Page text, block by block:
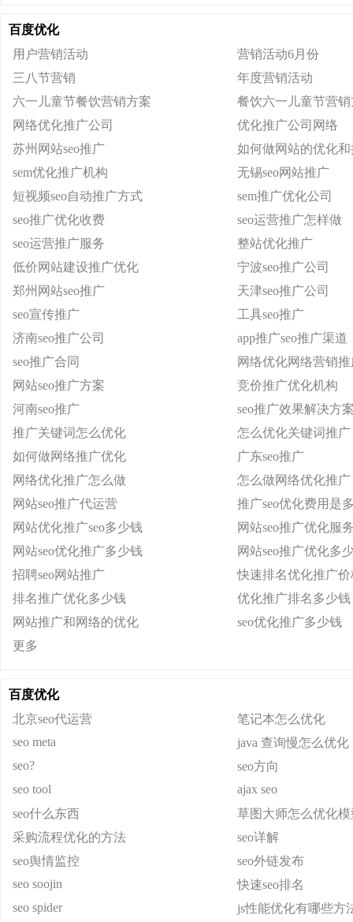
百度优化
用户营销活动
营销活动6月份
三八节营销
年度营销活动
六一儿童节餐饮营销方案
餐饮六一儿童节营
网络优化推广公司
优化推广公司网络
苏州网站seo推广
如何做网站的优化
sem优化推广机构
无锡seo网站推广
短视频seo自动推广方式
sem推广优化公司
seo推广优化收费
seo运营推广怎样做
seo运营推广服务
整站优化推广
低价网站建设推广优化
宁波seo推广公司
郑州网站seo推广
天津seo推广公司
seo宣传推广
工具seo推广
济南seo推广公司
app推广seo推广渠道
seo推广合同
网络优化网络营销
网站seo推广方案
竞价推广优化机构
河南seo推广
seo推广效果解决方
推广关键词怎么优化
怎么优化关键词推广
如何做网络推广优化
广东seo推广
网络优化推广怎么做
怎么做网络优化推广
网站seo推广代运营
推广seo优化费用是
网站优化推广seo多少钱
网站seo推广优化服
网站seo优化推广多少钱
网站seo推广优化多
招聘seo网站推广
快速排名优化推广价
排名推广优化多少钱
优化推广排名多少钱
网站推广和网络的优化
seo优化推广多少钱
更多
百度优化
北京seo代运营
笔记本怎么优化
seo meta
java 查询慢怎么优化
seo?
seo方向
seo tool
ajax seo
seo什么东西
草图大师怎么优化模
采购流程优化的方法
seo详解
seo舆情监控
seo外链发布
seo soojin
快速seo排名
seo spider
js性能优化有哪些方